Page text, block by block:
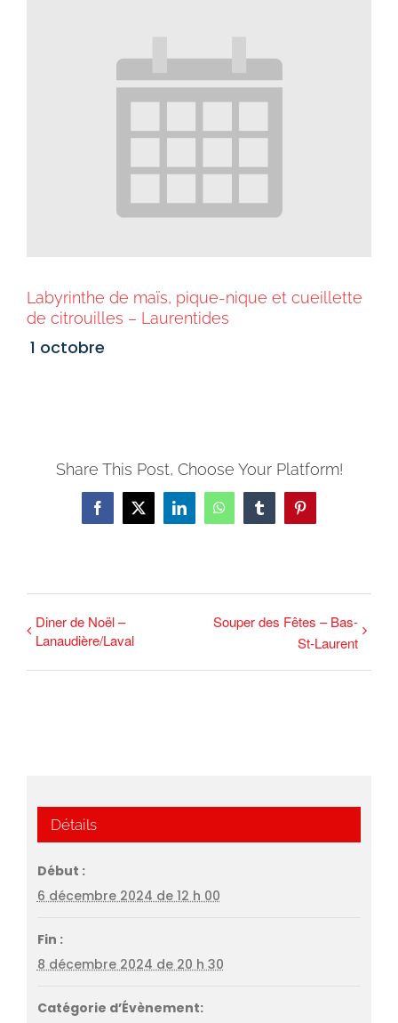
Labyrinthe de maïs, pique-nique et cueillette
de citrouilles – Laurentides
1 octobre
Share This Post, Choose Your Platform!
Facebook
X LinkedInWhatsAppTumblrPinterest
Diner de Noël –
Lanaudière/Laval
Souper des Fêtes – Bas-
St-Laurent
Détails
Début :
6 décembre 2024 de 12 h 00
Fin :
8 décembre 2024 de 20 h 30
Catégorie d’Évènement: